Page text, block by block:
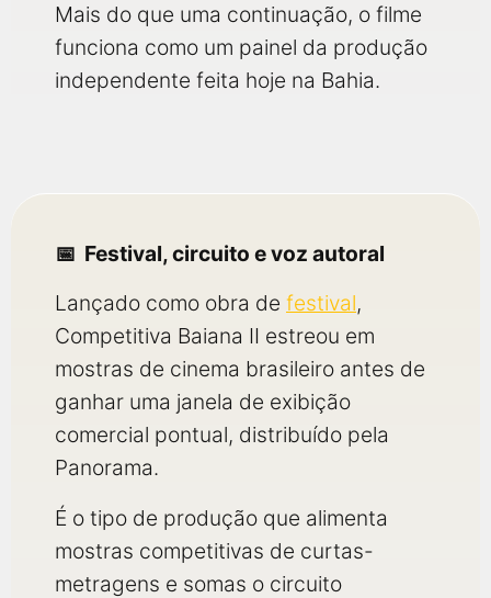
Mais do que uma continuação, o filme
funciona como um painel da produção
independente feita hoje na Bahia.
Festival, circuito e voz autoral
Lançado como obra de festival,
Competitiva Baiana II estreou em
mostras de cinema brasileiro antes de
ganhar uma janela de exibição
comercial pontual, distribuído pela
Panorama.
É o tipo de produção que alimenta
mostras competitivas de curtas-
metragens e somas o circuito